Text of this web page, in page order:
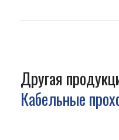
Другая
Кабельные